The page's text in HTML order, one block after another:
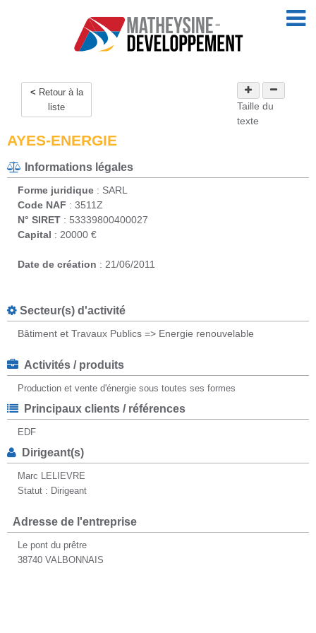
Retour à la
liste
Taille du
texte
AYES-ENERGIE
Informations légales
Forme juridique : SARL
Code NAF : 3511Z
N° SIRET : 53339800400027
Capital : 20000 €
Date de création : 21/06/2011
Secteur(s) d'activité
Bâtiment et Travaux Publics => Energie renouvelable
Activités / produits
Production et vente d'énergie sous toutes ses formes
Principaux clients / références
EDF
Dirigeant(s)
Marc LELIEVRE
Statut : Dirigeant
Adresse de l'entreprise
Le pont du prêtre
38740 VALBONNAIS